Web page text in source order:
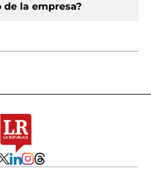
de la empresa?